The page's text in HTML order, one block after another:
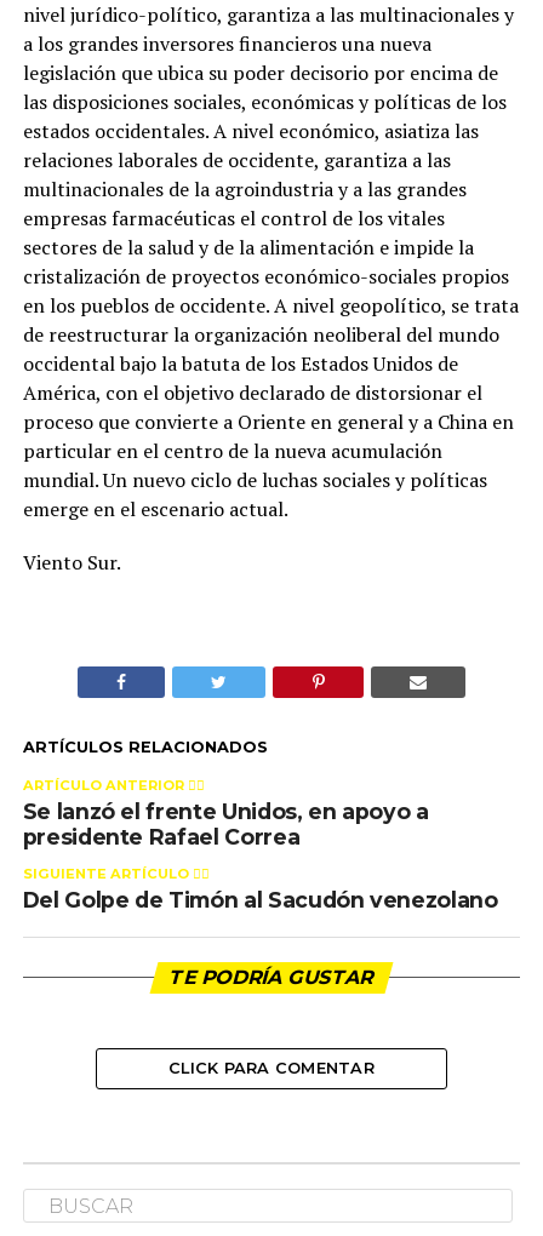
nivel jurídico-político, garantiza a las multinacionales y
a los grandes inversores financieros una nueva
legislación que ubica su poder decisorio por encima de
las disposiciones sociales, económicas y políticas de los
estados occidentales. A nivel económico, asiatiza las
relaciones laborales de occidente, garantiza a las
multinacionales de la agroindustria y a las grandes
empresas farmacéuticas el control de los vitales
sectores de la salud y de la alimentación e impide la
cristalización de proyectos económico-sociales propios
en los pueblos de occidente. A nivel geopolítico, se trata
de reestructurar la organización neoliberal del mundo
occidental bajo la batuta de los Estados Unidos de
América, con el objetivo declarado de distorsionar el
proceso que convierte a Oriente en general y a China en
particular en el centro de la nueva acumulación
mundial. Un nuevo ciclo de luchas sociales y políticas
emerge en el escenario actual.
Viento Sur.
ARTÍCULOS RELACIONADOS
ARTÍCULO ANTERIOR 👉🏻
Se lanzó el frente Unidos, en apoyo a
presidente Rafael Correa
SIGUIENTE ARTÍCULO 👈🏻
Del Golpe de Timón al Sacudón venezolano
TE PODRÍA GUSTAR
CLICK PARA COMENTAR
INTERNACIONALES